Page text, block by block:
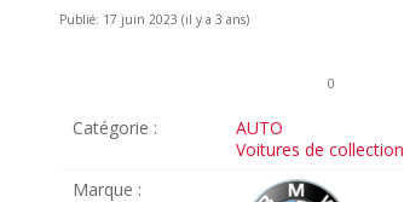
Publié: 17 juin 2023 (il y a 3 ans)
0
Catégorie :
AUTO
Voitures de collection
Marque :